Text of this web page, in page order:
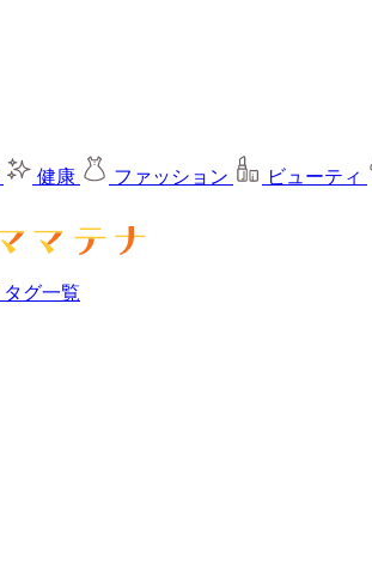
健康 ファッション ビューティ
タグ一覧